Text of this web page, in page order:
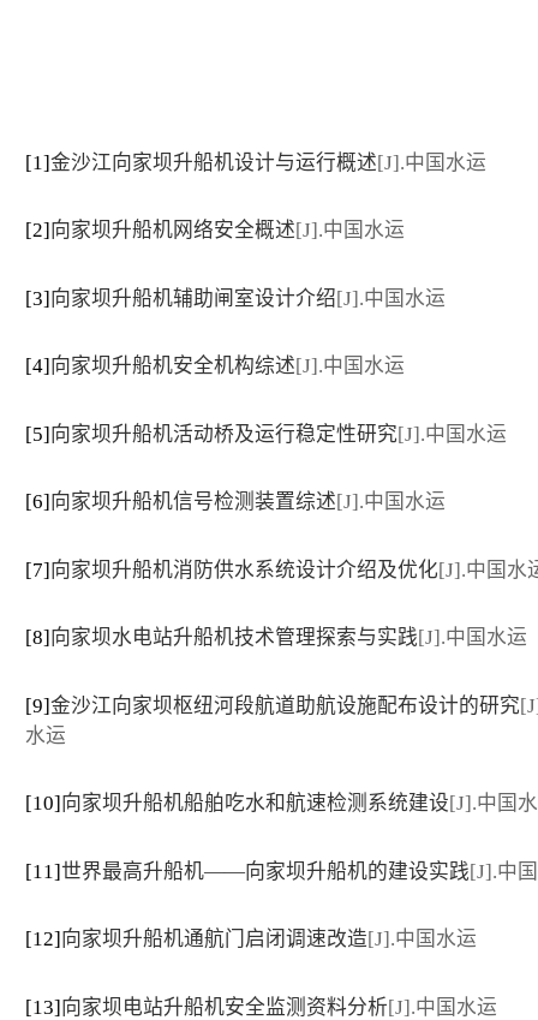
[1]金沙江向家坝升船机设计与运行概述[J].中国水运
[2] 向家坝升船机网络安全概述[J].中国水运
[3]向家坝升船机辅助闸室设计介绍[J].中国水运
[4] 向家坝升船机安全机构综述[J].中国水运
[5]向家坝升船机活动桥及运行稳定性研究[J].中国水运
[6] 向家坝升船机信号检测装置综述[J].中国水运
[7]向家坝升船机消防供水系统设计介绍及优化[J].中国水
[8] 向家坝水电站升船机技术管理探索与实践[J].中国水运
[9]金沙江向家坝枢纽河段航道助航设施配布设计的研究
水运
[10] 向家坝升船机船舶吃水和航速检测系统建设[J].中国
[11]世界最高升船机——向家坝升船机的建设实践[J].中
[12] 向家坝升船机通航门启闭调速改造[J].中国水运
[13]向家坝电站升船机安全监测资料分析[J].中国水运